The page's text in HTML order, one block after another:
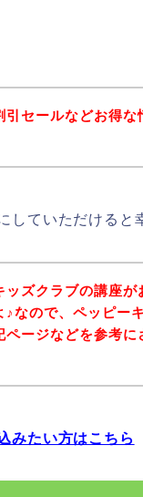
セールなどお得な
していただけると
ッズクラブの講座が
なので、ペッピー
ページなどを参考に
みたい方はこちら